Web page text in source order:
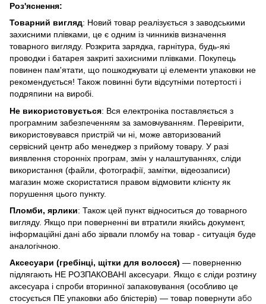
Роз'яснення:
Товарний вигляд: Новий товар реалізується з заводськими
захисними плівками, це є одним із чинників визначення
товарного вигляду. Розкрита зарядка, гарнітура, будь-які
проводки і батарея закриті захисними плівками. Покупець
повинен пам'ятати, що пошкоджувати ці елементи упаковки не
рекомендується! Також повинні бути відсутніми потертості і
подряпини на виробі.
Не використовується: Вся електроніка поставляється з
програмним забезпеченням за замовчуванням. Перевірити,
використовувався пристрій чи ні, може авторизований
сервісний центр або менеджер з прийому товару. У разі
виявлення сторонніх програм, змін у налаштуваннях, сліди
використання (файли, фотографії, замітки, відеозаписи)
магазин може скористатися правом відмовити клієнту як
порушення цього пункту.
Пломби, ярлики: Також цей пункт відноситься до товарного
вигляду. Якщо при поверненні ви втратили якийсь документ,
інформаційні дані або зірвали пломбу на товар - ситуація буде
аналогічною.
Аксесуари (гребінці, щітки для волосся) — поверненню
підлягають НЕ РОЗПАКОВАНІ аксесуари. Якщо є сліди розтину
аксесуара і спроби вторинної запаковування (особливо це
стосується ПЕ упаковки або блістерів) — товар повернути або